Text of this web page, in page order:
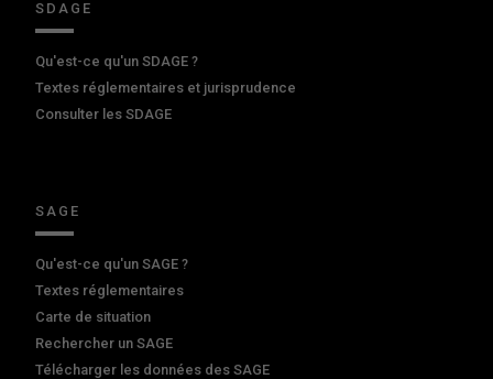
SDAGE
Qu'est-ce qu'un SDAGE ?
Textes réglementaires et jurisprudence
Consulter les SDAGE
SAGE
Qu'est-ce qu'un SAGE ?
Textes réglementaires
Carte de situation
Rechercher un SAGE
Télécharger les données des SAGE